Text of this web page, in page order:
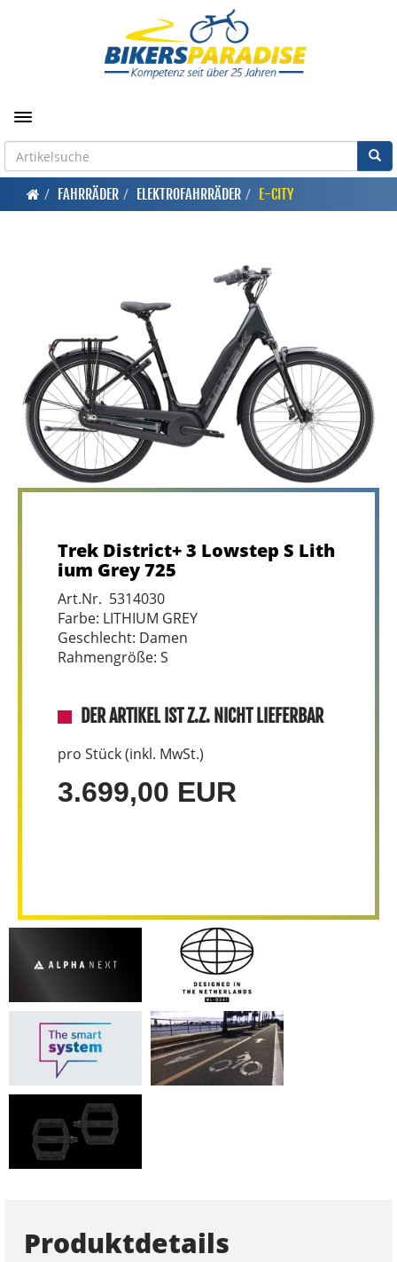
Toggle navigation
FAHRRÄDER ELEKTROFAHRRÄDER E-CITY
Trek District+ 3 Lowstep S Lith
ium Grey 725
Art.Nr. 5314030
Farbe: LITHIUM GREY
Geschlecht: Damen
Rahmengröße: S
DER ARTIKEL IST Z.Z. NICHT LIEFERBAR
pro Stück (inkl. MwSt.)
3.699,00 EUR
Produktdetails